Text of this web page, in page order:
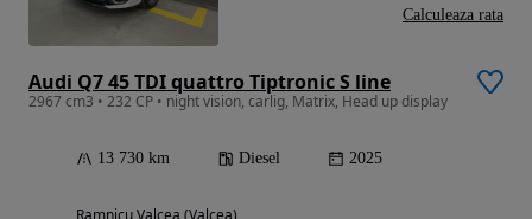
Audi Q7 45 TDI quattro Tiptronic S line
2967 cm3 • 232 CP • night vision, carlig, Matrix, Head up display
13 730 km Diesel 2025
Ramnicu Valcea (Valcea)
Calculeaza rata